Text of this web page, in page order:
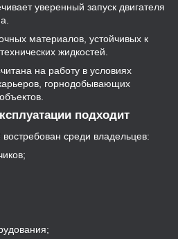
уверенный запуск двигателя
материалов, устойчивых к
жидкостей.
на работу в условиях
горнодобывающих
подходит
среди владельцев: